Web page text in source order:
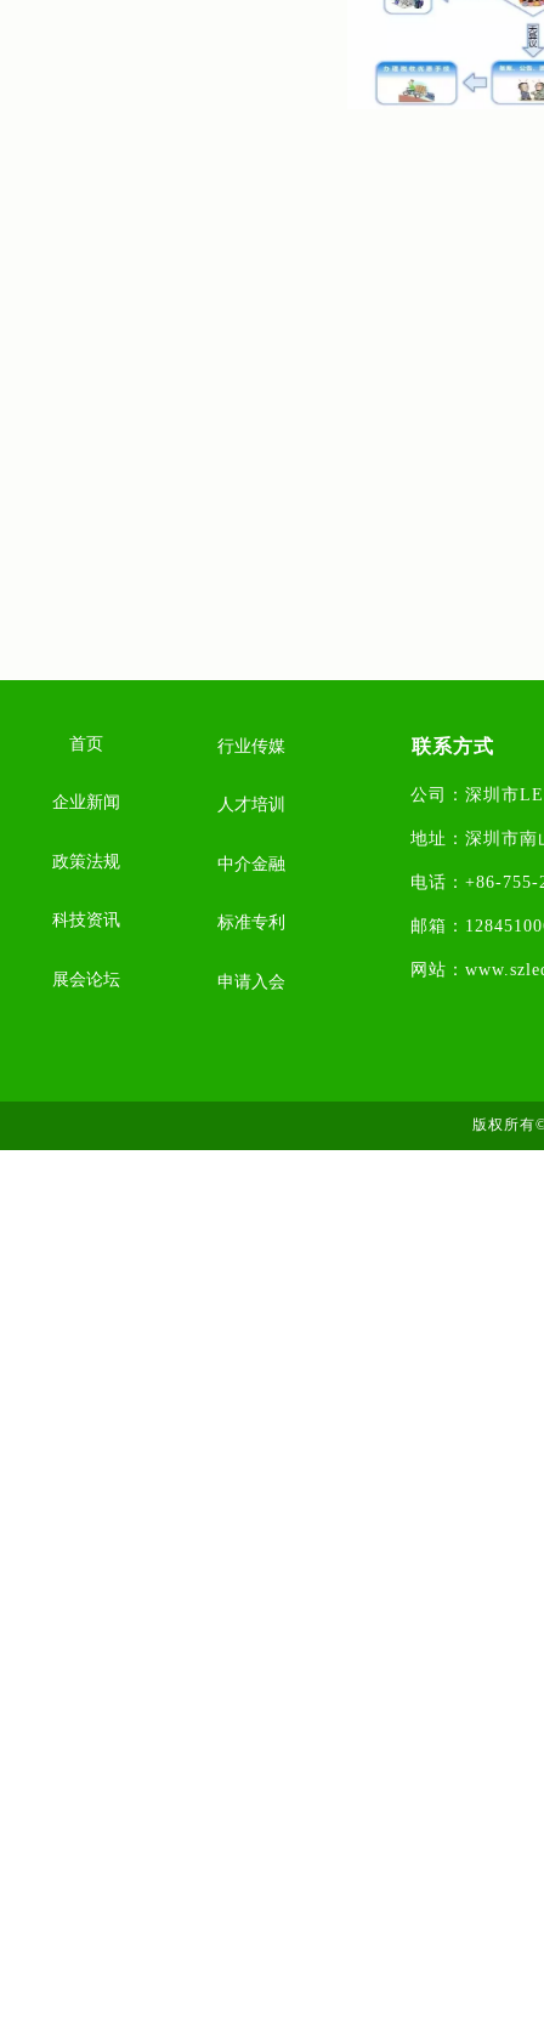
首页
企业新闻
政策法规
科技资讯
展会论坛
行业传媒
人才培训
中介金融
标准专利
申请入会
联系方式
公司：深圳市
地址： 深圳市南
电话：+86-755-
邮箱：
网站：
版权所